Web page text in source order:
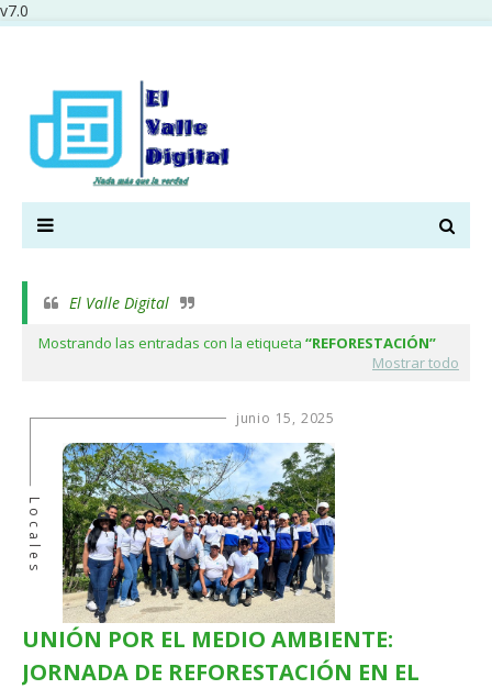
v7.0
El Valle Digital
Mostrando las entradas con la etiqueta
REFORESTACIÓN
Mostrar todo
junio 15, 2025
Locales
UNIÓN POR EL MEDIO AMBIENTE:
JORNADA DE REFORESTACIÓN EN EL